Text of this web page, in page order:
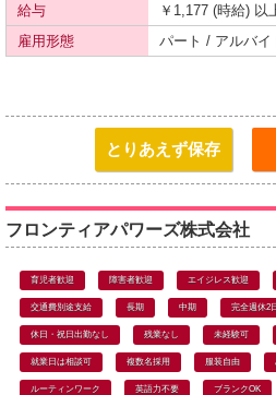
給与
￥1,177 (時給) 以
雇用形態
パート / アルバイ
とりあえず保存
フロンティアパワーズ株式会社
育児者歓迎 障害者歓迎 エイジレス歓迎
交通費別途支給 長期 中期 完全週休2
休日・祝日出勤なし 残業なし 未経験可
就業日は相談可 複数名採用 服装自由
ルーティンワーク 英語力不要 ブランクOK